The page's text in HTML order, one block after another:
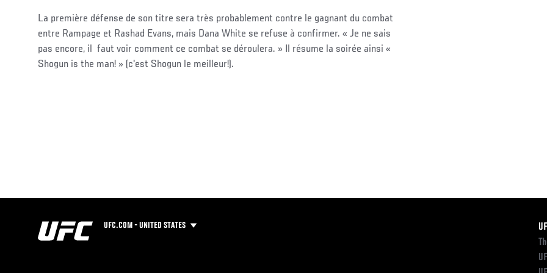
La première défense de son titre sera très probablement contre le gagnant du combat
entre Rampage et Rashad Evans, mais Dana White se refuse à confirmer. « Je ne sais
pas encore, il faut voir comment ce combat se déroulera. » Il résume la soirée ainsi «
Shogun is the man! » (c'est Shogun le meilleur!).
UFC.COM - UNITED STATES